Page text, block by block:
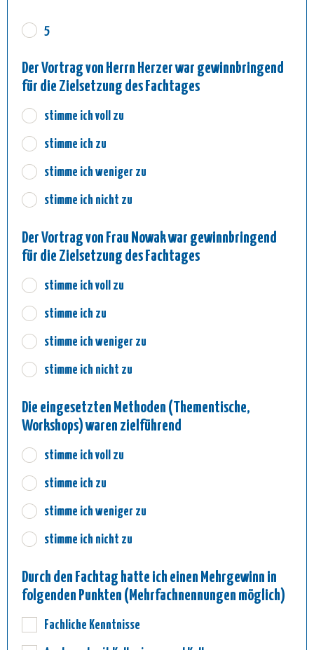
5
Der Vortrag von Herrn Herzer war gewinnbringend
für die Zielsetzung des Fachtages
stimme ich voll zu
stimme ich zu
stimme ich weniger zu
stimme ich nicht zu
Der Vortrag von Frau Nowak war gewinnbringend
für die Zielsetzung des Fachtages
stimme ich voll zu
stimme ich zu
stimme ich weniger zu
stimme ich nicht zu
Die eingesetzten Methoden (Thementische,
Workshops) waren zielführend
stimme ich voll zu
stimme ich zu
stimme ich weniger zu
stimme ich nicht zu
Durch den Fachtag hatte ich einen Mehrgewinn in
folgenden Punkten (Mehrfachnennungen möglich)
Fachliche Kenntnisse